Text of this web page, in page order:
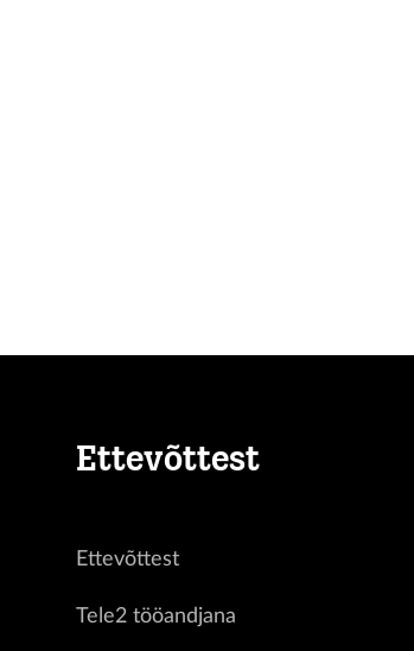
Ettevõttest
Ettevõttest
Tele2 tööandjana